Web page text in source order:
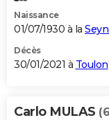
Naissance
01/07/1930 à la
Décès
30/01/2021 à Toulon
Carlo MULAS